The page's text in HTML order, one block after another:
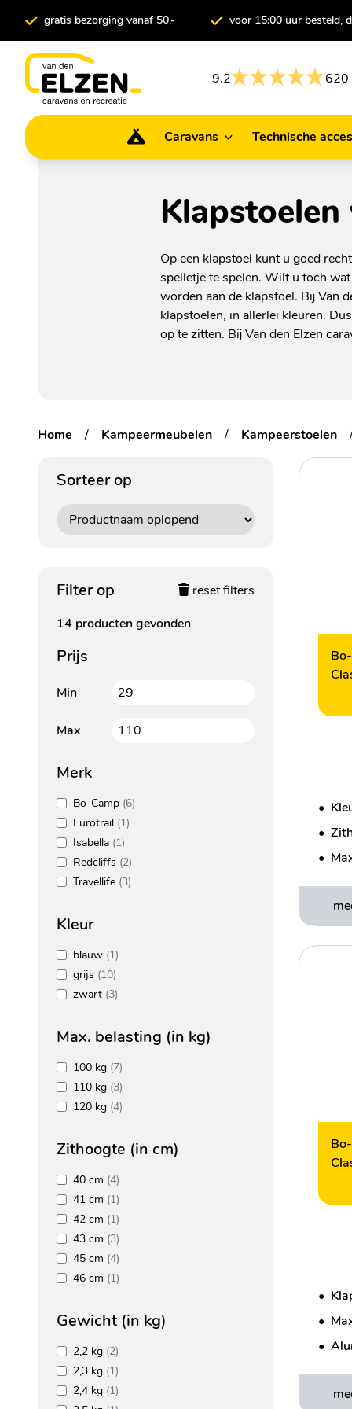
gratis bezorging vanaf 50,- voor 15:00 uur besteld,
9.2 620
Caravans
Technische
Op een klapstoel kunt u goed
spelletje te spelen. Wilt u toch
worden aan de klapstoel. Bij Van
klapstoelen, in allerlei kleuren.
op te zitten. Bij Van den Elzen
Home / Kampeermeubelen / Kampeerstoelen
Sorteer op
Filter op
reset filters
14 producten gevonden
Prijs
Min
Max
Merk
Bo-Camp (6)
Eurotrail (1)
Isabella (1)
Redcliffs (2)
Travellife (3)
Kleur
blauw (1)
grijs (10)
zwart (3)
Max. belasting (in kg)
100 kg (7)
110 kg (3)
120 kg (4)
Zithoogte (in cm)
40 cm (4)
41 cm (1)
42 cm (1)
43 cm (3)
45 cm (4)
46 cm (1)
Gewicht (in kg)
2,2 kg (2)
2,3 kg (1)
2,4 kg (1)
•
•
•
•
•
•